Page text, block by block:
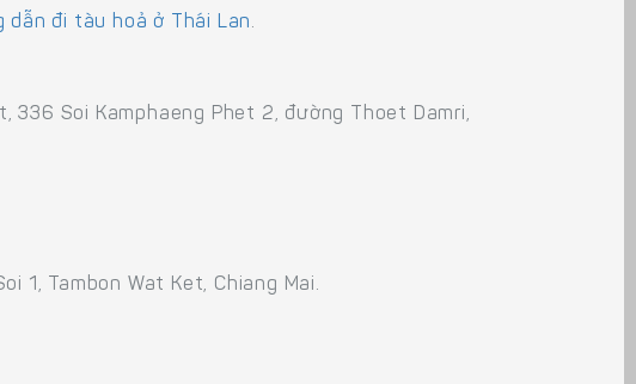
dẫn đi tàu hoả ở Thái Lan.
336 Soi Kamphaeng Phet 2, đường Thoet Damri,
1, Tambon Wat Ket, Chiang Mai.